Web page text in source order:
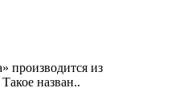
производится из
назван..